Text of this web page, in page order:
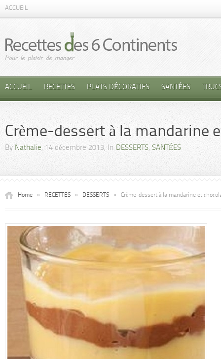
ACCUEIL
ACCUEIL RECETTES PLATS DÉCORATIFS SANTÉES
Crème-dessert à la mandarine
By Nathalie, 14 décembre 2013, In DESSERTS,SANTÉES
Home » RECETTES » DESSERTS » Crème-dessert à la mandarine et